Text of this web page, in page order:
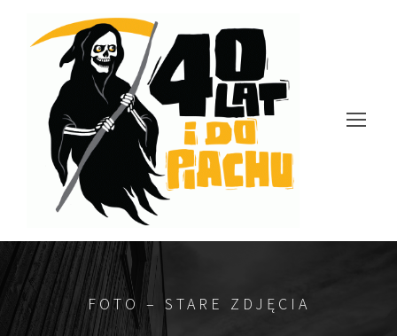
FOTO – STARE ZDJĘCIA